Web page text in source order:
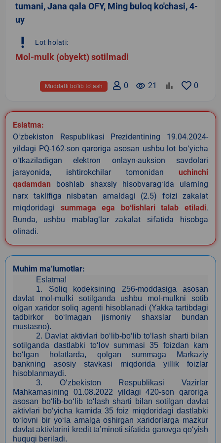
tumani, Jana qala OFY, Ming buloq ko'chasi, 4-
uy
priority_high Lot holati:
Mol-mulk (obyekt) sotilmadi
0
remove_red_eye 21
0
Muddatli bo‘lib to‘lash
Eslatma:
Oʻzbekiston Respublikasi Prezidentining 19.04.2024-
yildagi PQ-162-son qaroriga asosan ushbu lot boʻyicha
oʻtkaziladigan elektron onlayn-auksion savdolari
jarayonida, ishtirokchilar tomonidan uchinchi
qadamdan boshlab shaxsiy hisobvaragʻida ularning
narx taklifiga nisbatan amaldagi (2.5) foizi zakalat
miqdoridagi summaga ega boʻlishlari talab etiladi.
Bunda, ushbu mablagʻlar zakalat sifatida hisobga
olinadi.
Muhim ma’lumotlar:
Eslatma!
1. Soliq kodeksining 256-moddasiga asosan
davlat mol-mulki sotilganda ushbu mol-mulkni sotib
olgan xaridor soliq agenti hisoblanadi (Yakka tartibdagi
tadbirkor bo‘lmagan jismoniy shaxslar bundan
mustasno).
2. Davlat aktivlari bo‘lib-bo‘lib to‘lash sharti bilan
sotilganda dastlabki to‘lov summasi 35 foizdan kam
bo‘lgan holatlarda, qolgan summaga Markaziy
bankning asosiy stavkasi miqdorida yillik foizlar
hisoblanmaydi.
3. O‘zbekiston Respublikasi Vazirlar
Mahkamasining 01.08.2022 yildagi 420-son qaroriga
asosan bo‘lib-bo‘lib to‘lash sharti bilan sotilgan davlat
aktivlari bo‘yicha kamida 35 foiz miqdoridagi dastlabki
to‘lovni bir yo‘la amalga oshirgan xaridorlarga mazkur
davlat aktivlarini kredit ta’minoti sifatida garovga qo‘yish
huquqi beriladi.